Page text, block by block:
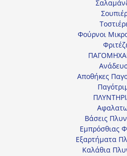
Φούρνοι
Αποθήκες
Βάσεις
Εμπρόσθιας
Εξαρτήματα
Καλάθια